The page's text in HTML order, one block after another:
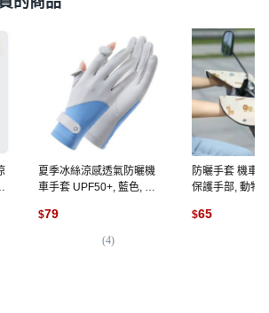
夏季冰絲涼感透氣防曬機
車手套 UPF50+, 藍色, 藍
$79
(4)
防曬手套 機車
保護手部, 動物
$65